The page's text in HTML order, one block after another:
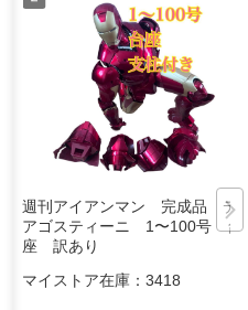
週刊アイアンマン 完成品 デ
アゴスティーニ 1〜100号 台
座 訳あり
マイストア在庫： 3418